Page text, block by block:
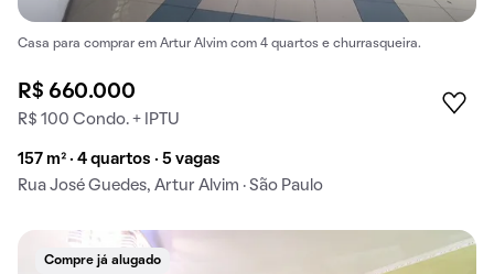
Casa para comprar em Artur Alvim com 4 quartos e churrasqueira.
R$ 660.000
R$ 100 Condo. + IPTU
157 m² · 4 quartos · 5 vagas
Rua José Guedes, Artur Alvim · São Paulo
Compre já alugado